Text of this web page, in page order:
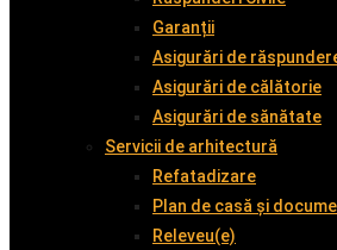
Garanții
Asigurări de
Asigurări de călătorie
Asigurări de sănătate
Servicii de arhitectură
Refatadizare
Plan de casă și
Releveu(e)